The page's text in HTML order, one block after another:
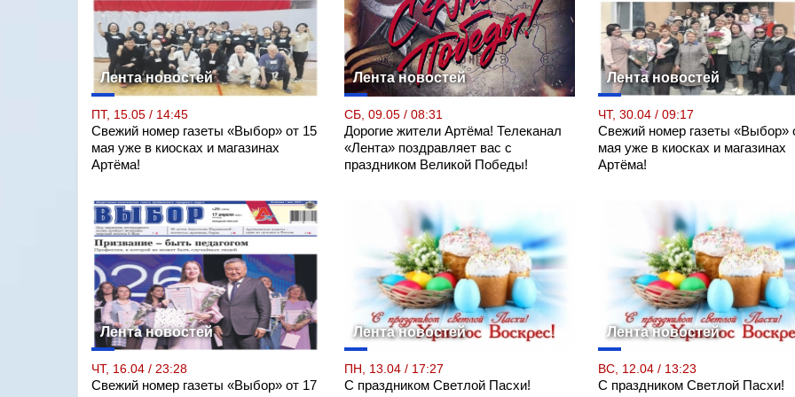
Лента новостей
ПТ, 15.05 / 14:45
Свежий номер газеты «Выбор» от 15
мая уже в киосках и магазинах
Артёма!
Лента новостей
СБ, 09.05 / 08:31
Дорогие жители Артёма! Телеканал
«Лента» поздравляет вас с
праздником Великой Победы!
Лента новостей
ЧТ, 30.04 / 09:17
Свежий номер газеты «Выбор»
мая уже в киосках и магазинах
Артёма!
Лента новостей
ЧТ, 16.04 / 23:28
Свежий номер газеты «Выбор» от 17
Лента новостей
ПН, 13.04 / 17:27
С праздником Светлой Пасхи!
Лента новостей
ВС, 12.04 / 13:23
С праздником Светлой Пасхи!